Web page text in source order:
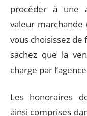
procéder à une
valeur marchande
vous choisissez
sachez que la
charge par
Les honoraires
ainsi comprises